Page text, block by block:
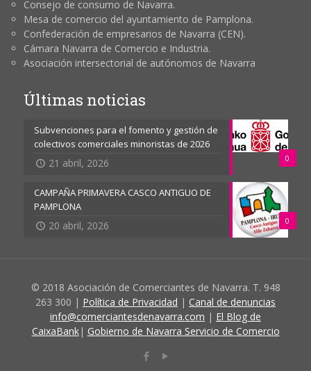
Consejo de consumo de Navarra.
Mesa de comercio del ayuntamiento de Pamplona.
Confederación de empresarios de Navarra (CEN).
Cámara Navarra de Comercio e Industria.
Asociación intersectorial de autónomos de Navarra
Últimas noticias
0
Subvenciones para el fomento y gestión de
colectivos comerciales minoristas de 2026
21 abril, 2026
0
CAMPAÑA PRIMAVERA CASCO ANTIGUO DE
PAMPLONA
20 abril, 2026
© 2018 Asociación de Comerciantes de Navarra. T. 948
263 300 | Política de Privacidad | Canal de denuncias
info@comerciantesdenavarra.com | El Blog de
CaixaBank| Gobierno de Navarra Servicio de Comercio